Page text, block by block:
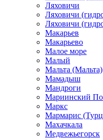
Ляховичи
Ляховичи
Ляховичи
Макарьев
Макарьево
Малое море
Малый
Мальта (Мальта)
Мамадыш
Мандроги
Мариинский
Маркс
Мармарис
Махачкала
Медвежьегорск